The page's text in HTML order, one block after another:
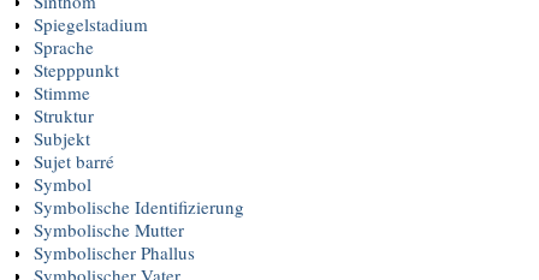
Spiegelstadium
Sprache
Stepppunkt
Stimme
Struktur
Subjekt
Sujet barré
Symbol
Symbolische Identifizierung
Symbolische Mutter
Symbolischer Phallus
Symbolischer Vater